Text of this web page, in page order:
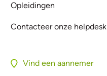
Opleidingen
Contacteer onze helpdesk
Vind een aannemer